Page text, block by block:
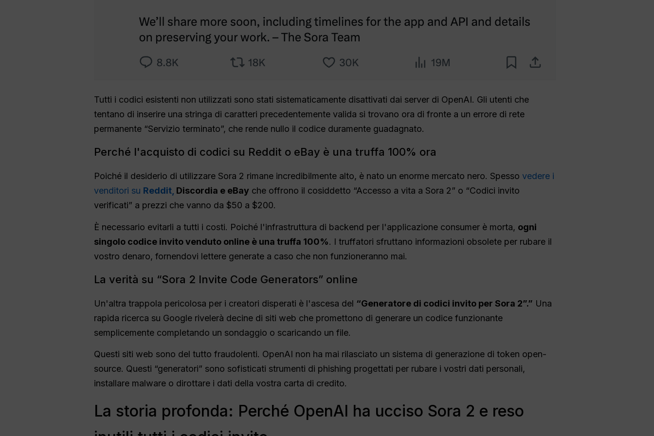
Tutti i codici esistenti non utilizzati sono stati sistematicamente disattivati dai server di OpenAI. Gli utenti che
tentano di inserire una stringa di caratteri precedentemente valida si trovano ora di fronte a un errore di rete
permanente “Servizio terminato”, che rende nullo il codice duramente guadagnato.
Perché l'acquisto di codici su Reddit o eBay è una truffa 100% ora
Poiché il desiderio di utilizzare Sora 2 rimane incredibilmente alto, è nato un enorme mercato nero. Spesso vedere i
venditori su Reddit, Discordia e eBay che offrono il cosiddetto “Accesso a vita a Sora 2” o “Codici invito
verificati” a prezzi che vanno da $50 a $200.
È necessario evitarli a tutti i costi. Poiché l'infrastruttura di backend per l'applicazione consumer è morta, ogni
singolo codice invito venduto online è una truffa 100%. I truffatori sfruttano informazioni obsolete per rubare il
vostro denaro, fornendovi lettere generate a caso che non funzioneranno mai.
La verità su “Sora 2 Invite Code Generators” online
Un'altra trappola pericolosa per i creatori disperati è l'ascesa del “Generatore di codici invito per Sora 2”.” Una
rapida ricerca su Google rivelerà decine di siti web che promettono di generare un codice funzionante
semplicemente completando un sondaggio o scaricando un file.
Questi siti web sono del tutto fraudolenti. OpenAI non ha mai rilasciato un sistema di generazione di token open-
source. Questi “generatori” sono sofisticati strumenti di phishing progettati per rubare i vostri dati personali,
installare malware o dirottare i dati della vostra carta di credito.
La storia profonda: Perché OpenAI ha ucciso Sora 2 e reso